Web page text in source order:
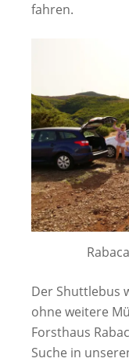
fahren.
Der Shuttlebus
ohne weitere
Forsthaus
Suche in